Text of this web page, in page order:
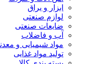
ابزار و یراق
لوازم صنعتی
ضایعات صنعتی
آب و فاضلاب
مواد شیمیایی و معدنی
تولید مواد غذایی